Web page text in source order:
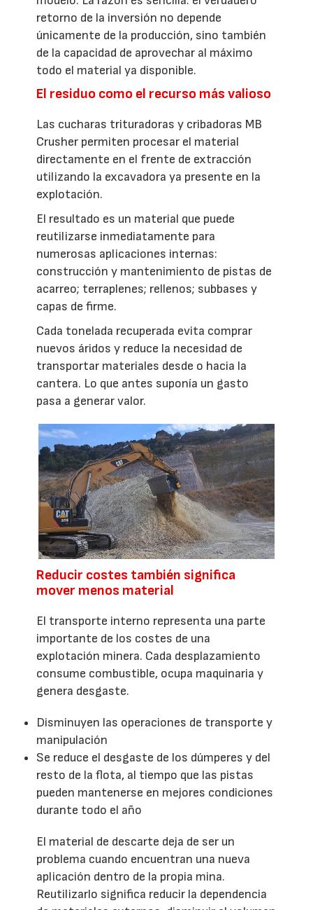
retorno de la inversión no depende
únicamente de la producción, sino también
de la capacidad de aprovechar al máximo
todo el material ya disponible.
El residuo como el recurso más valioso
Las cucharas trituradoras y cribadoras MB
Crusher permiten procesar el material
directamente en el frente de extracción
utilizando la excavadora ya presente en la
explotación.
El resultado es un material que puede
reutilizarse inmediatamente para
numerosas aplicaciones internas:
construcción y mantenimiento de pistas de
acarreo; terraplenes; rellenos; subbases y
capas de firme.
Cada tonelada recuperada evita comprar
nuevos áridos y reduce la necesidad de
transportar materiales desde o hacia la
cantera. Lo que antes suponía un gasto
pasa a generar valor.
Reducir costes también significa
mover menos material
El transporte interno representa una parte
importante de los costes de una
explotación minera. Cada desplazamiento
consume combustible, ocupa maquinaria y
genera desgaste.
Disminuyen las operaciones de transporte y
manipulación
Se reduce el desgaste de los dúmperes y del
resto de la flota, al tiempo que las pistas
pueden mantenerse en mejores condiciones
durante todo el año
El material de descarte deja de ser un
problema cuando encuentran una nueva
aplicación dentro de la propia mina.
Reutilizarlo significa reducir la dependencia